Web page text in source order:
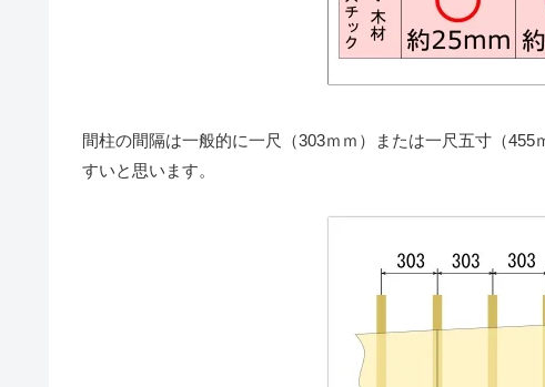
間柱の間隔は一般的に一尺（303ｍｍ）または一尺五寸（
すいと思います。